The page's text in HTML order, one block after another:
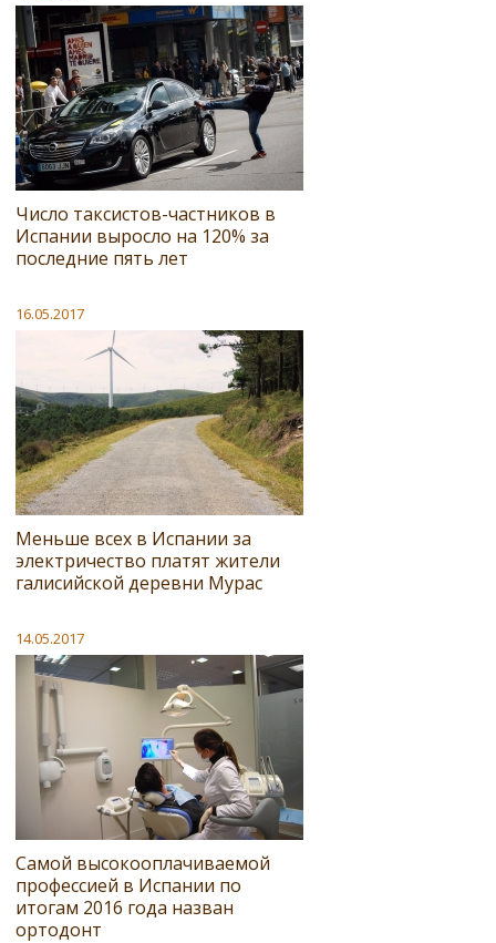
Число таксистов-частников в
Испании выросло на 120% за
последние пять лет
16.05.2017
Меньше всех в Испании за
электричество платят жители
галисийской деревни Мурас
14.05.2017
Самой высокооплачиваемой
профессией в Испании по
итогам 2016 года назван
ортодонт